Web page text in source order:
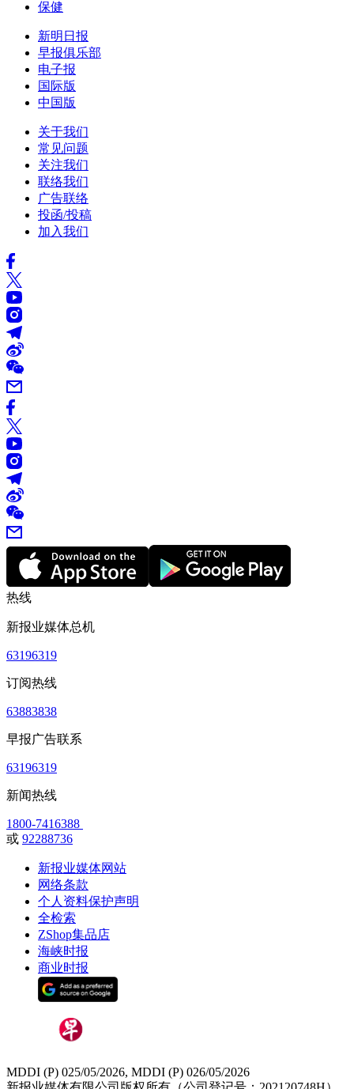
保健
新明日报
早报俱乐部
电子报
国际版
中国版
关于我们
常见问题
关注我们
联络我们
广告联络
投函/投稿
加入我们
热线
新报业媒体总机
63196319
订阅热线
63883838
早报广告联系
63196319
新闻热线
1800-7416388
或 92288736
新报业媒体网站
网络条款
个人资料保护声明
全检索
ZShop集品店
海峡时报
商业时报
MDDI (P) 025/05/2026, MDDI (P) 026/05/2026